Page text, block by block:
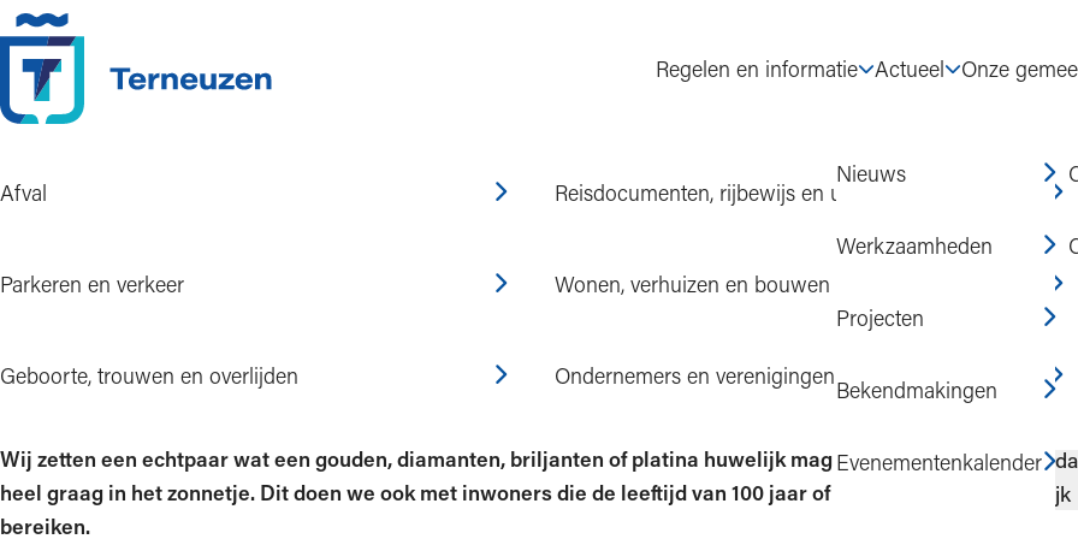
Ga naar de inhoud
Regelen en informatie
Afval Reisdocumenten, rijbewijs en uittreksels
Parkeren en verkeer Wonen, verhuizen en bouwen
Geboorte, trouwen en overlijden Ondernemers en verenigingen
Actueel
Nieuws
Werkzaamheden
Projecten
Bekendmakingen
Evenementenkalender
Onze
Home Huwelijk- en leeftijdsjubilea
Huwelijk- en leeftijdsjubilea
Wij zetten een echtpaar wat een gouden, diamanten, briljanten of platina huwelijk mag vieren
heel graag in het zonnetje. Dit doen we ook met inwoners die de leeftijd van 100 jaar of meer
bereiken.
Op
Huwelijk